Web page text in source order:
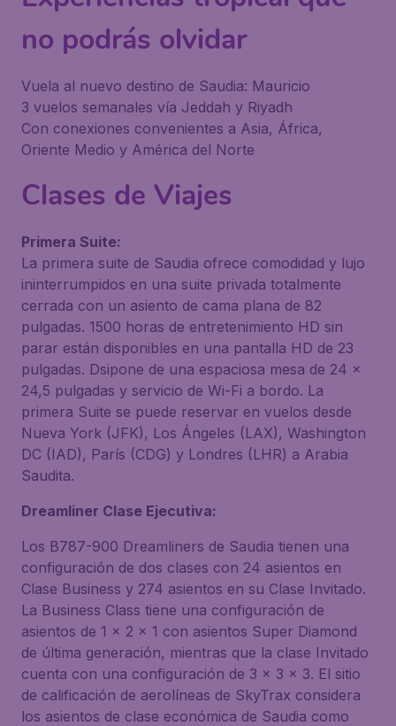
no podrás olvidar
Vuela al nuevo destino de Saudia: Mauricio
3 vuelos semanales vía Jeddah y Riyadh
Con conexiones convenientes a Asia, África,
Oriente Medio y América del Norte
Clases de Viajes
Primera Suite:
La primera suite de Saudia ofrece comodidad y lujo
ininterrumpidos en una suite privada totalmente
cerrada con un asiento de cama plana de 82
pulgadas. 1500 horas de entretenimiento HD sin
parar están disponibles en una pantalla HD de 23
pulgadas. Dsipone de una espaciosa mesa de 24 x
24,5 pulgadas y servicio de Wi-Fi a bordo. La
primera Suite se puede reservar en vuelos desde
Nueva York (JFK), Los Ángeles (LAX), Washington
DC (IAD), París (CDG) y Londres (LHR) a Arabia
Saudita.
Dreamliner Clase Ejecutiva:
Los B787-900 Dreamliners de Saudia tienen una
configuración de dos clases con 24 asientos en
Clase Business y 274 asientos en su Clase Invitado.
La Business Class tiene una configuración de
asientos de 1 x 2 x 1 con asientos Super Diamond
de última generación, mientras que la clase Invitado
cuenta con una configuración de 3 x 3 x 3. El sitio
de calificación de aerolíneas de SkyTrax considera
los asientos de clase económica de Saudia como